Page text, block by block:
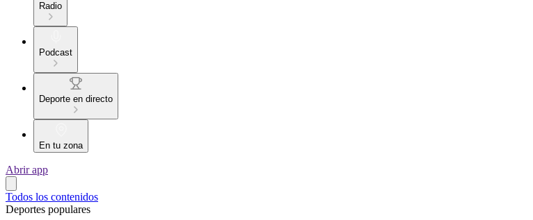
Radio
Podcast
Deporte en directo
En tu zona
Abrir app
Todos los contenidos
Deportes populares